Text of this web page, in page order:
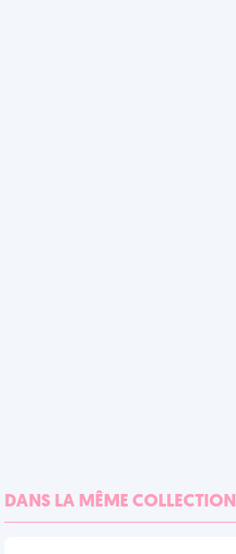
DANS LA MÊME COLLECTION